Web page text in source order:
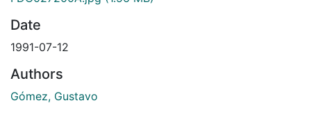
Date
1991-07-12
Authors
Gómez, Gustavo